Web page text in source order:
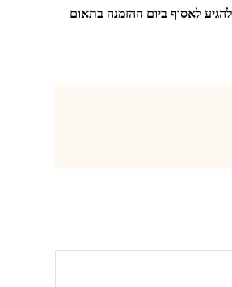
– לחילופין ניתן להגיע לאסוף ביום ההזמנה בתאום